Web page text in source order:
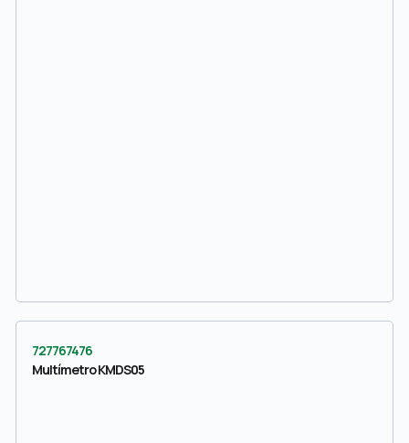
727767476
Multímetro KMDS05